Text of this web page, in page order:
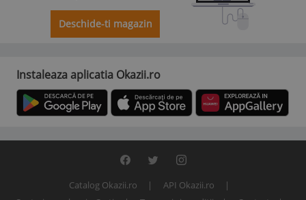
Deschide-ti magazin
Instaleaza aplicatia Okazii.ro
Catalog Okazii.ro
API Okazii.ro